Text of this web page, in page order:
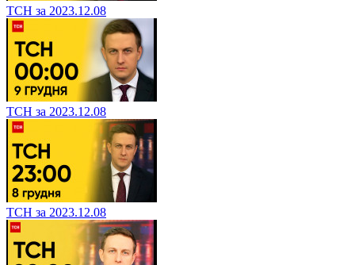
ТСН за 2023.12.08
ТСН за 2023.12.08
ТСН за 2023.12.08